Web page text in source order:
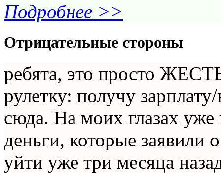
Подробнее >>
Отрицательные стороны
ребята, это просто
рулетку: получу
сюда. На моих глазах уже
деньги, которые заявили
уйти уже три месяца